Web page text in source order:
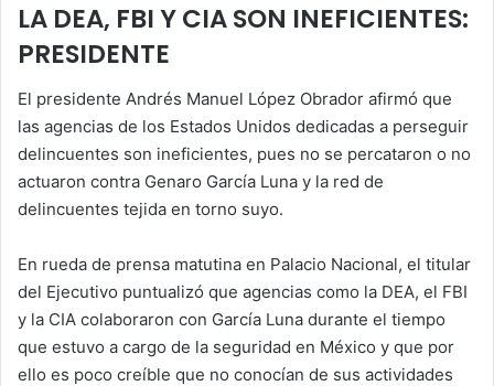
LA DEA, FBI Y CIA SON INEFICIENTES:
PRESIDENTE
El presidente Andrés Manuel López Obrador afirmó que
las agencias de los Estados Unidos dedicadas a perseguir
delincuentes son ineficientes, pues no se percataron o no
actuaron contra Genaro García Luna y la red de
delincuentes tejida en torno suyo.
En rueda de prensa matutina en Palacio Nacional, el titular
del Ejecutivo puntualizó que agencias como la DEA, el FBI
y la CIA colaboraron con García Luna durante el tiempo
que estuvo a cargo de la seguridad en México y que por
ello es poco creíble que no conocían de sus actividades